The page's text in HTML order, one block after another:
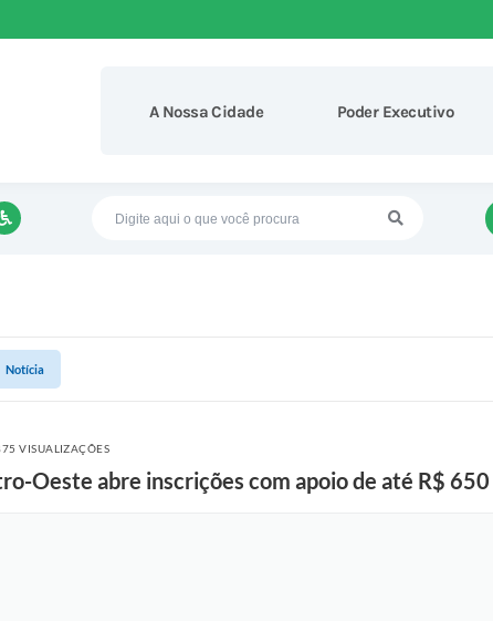
A Nossa Cidade Poder Executivo
Notícia
VISUALIZAÇÕES
Oeste abre inscrições com apoio de até R$